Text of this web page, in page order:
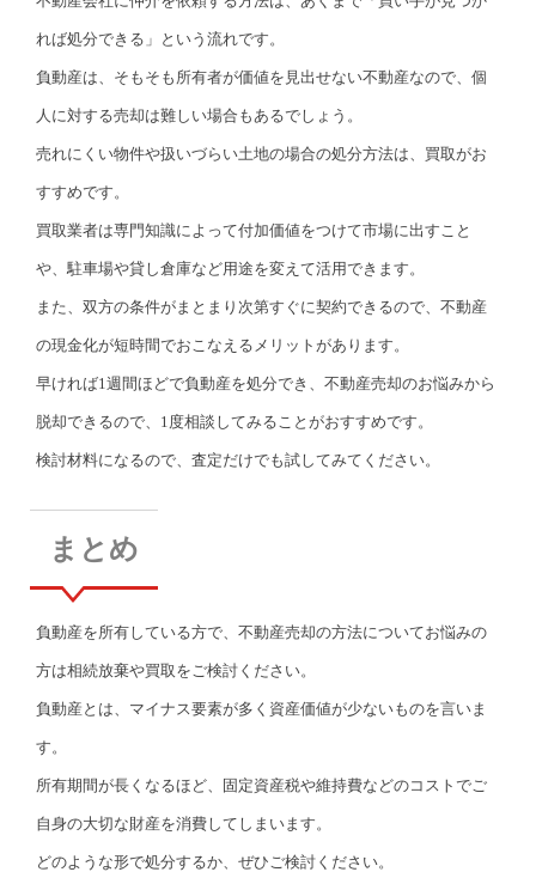
れば処分できる」という流れです。
負動産は、そもそも所有者が価値を見出せない不動産なので、個
人に対する売却は難しい場合もあるでしょう。
売れにくい物件や扱いづらい土地の場合の処分方法は、買取がお
すすめです。
買取業者は専門知識によって付加価値をつけて市場に出すこと
や、駐車場や貸し倉庫など用途を変えて活用できます。
また、双方の条件がまとまり次第すぐに契約できるので、不動産
の現金化が短時間でおこなえるメリットがあります。
早ければ1週間ほどで負動産を処分でき、不動産売却のお悩みから
脱却できるので、1度相談してみることがおすすめです。
検討材料になるので、査定だけでも試してみてください。
まとめ
負動産を所有している方で、不動産売却の方法についてお悩みの
方は相続放棄や買取をご検討ください。
負動産とは、マイナス要素が多く資産価値が少ないものを言いま
す。
所有期間が長くなるほど、固定資産税や維持費などのコストでご
自身の大切な財産を消費してしまいます。
どのような形で処分するか、ぜひご検討ください。